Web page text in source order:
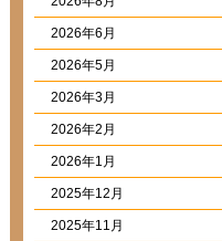
2026年6月
2026年5月
2026年3月
2026年2月
2026年1月
2025年12月
2025年11月